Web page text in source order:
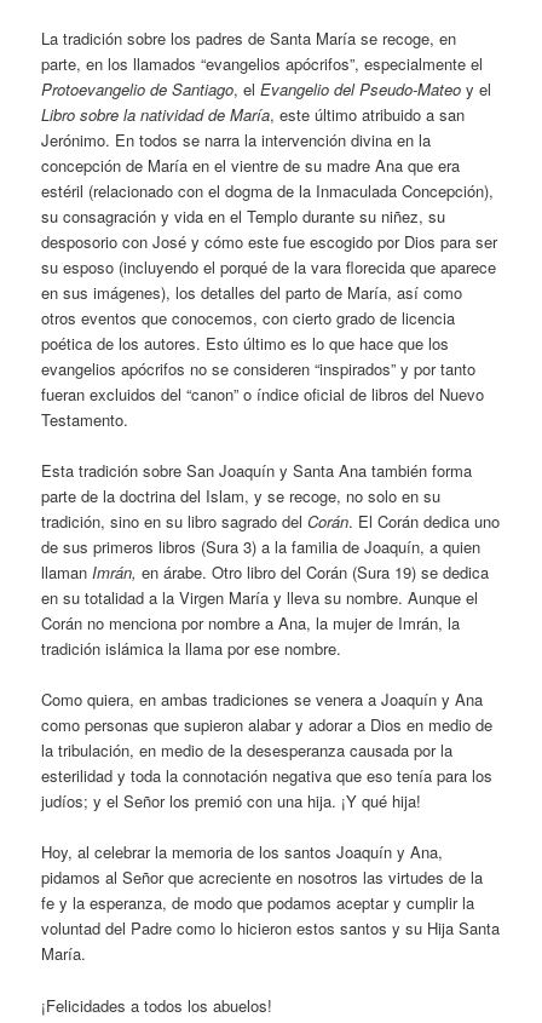
La tradición sobre los padres de Santa María se recoge, en
parte, en los llamados “evangelios apócrifos”, especialmente el
Protoevangelio de Santiago, elEvangelio del Pseudo-Mateo y el
Libro sobre la natividad de María, este último atribuido a san
Jerónimo. En todos se narra la intervención divina en la
concepción de María en el vientre de su madre Ana que era
estéril (relacionado con el dogma de la Inmaculada Concepción),
su consagración y vida en el Templo durante su niñez, su
desposorio con José y cómo este fue escogido por Dios para ser
su esposo (incluyendo el porqué de la vara florecida que aparece
en sus imágenes), los detalles del parto de María, así como
otros eventos que conocemos, con cierto grado de licencia
poética de los autores. Esto último es lo que hace que los
evangelios apócrifos no se consideren “inspirados” y por tanto
fueran excluidos del “canon” o índice oficial de libros del Nuevo
Testamento.
Esta tradición sobre San Joaquín y Santa Ana también forma
parte de la doctrina del Islam, y se recoge, no solo en su
tradición, sino en su libro sagrado delCorán. El Corán dedica uno
de sus primeros libros (Sura 3) a la familia de Joaquín, a quien
llamanImrán, en árabe. Otro libro del Corán (Sura 19) se dedica
en su totalidad a la Virgen María y lleva su nombre. Aunque el
Corán no menciona por nombre a Ana, la mujer de Imrán, la
tradición islámica la llama por ese nombre.
Como quiera, en ambas tradiciones se venera a Joaquín y Ana
como personas que supieron alabar y adorar a Dios en medio de
la tribulación, en medio de la desesperanza causada por la
esterilidad y toda la connotación negativa que eso tenía para los
judíos; y el Señor los premió con una hija. ¡Y qué hija!
Hoy, al celebrar la memoria de los santos Joaquín y Ana,
pidamos al Señor que acreciente en nosotros las virtudes de la
fe y la esperanza, de modo que podamos aceptar y cumplir la
voluntad del Padre como lo hicieron estos santos y su Hija Santa
María.
¡Felicidades a todos los abuelos!